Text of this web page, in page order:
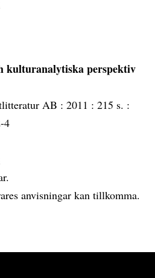
kulturanalytiska perspektiv
AB : 2011 : 215 s. :
4
anvisningar kan tillkomma.